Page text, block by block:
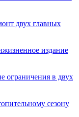
двух главных
издание
ограничения в двух
сезону